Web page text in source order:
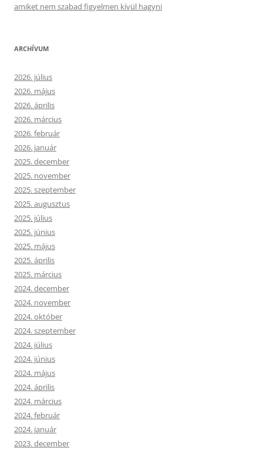
amiket nem szabad figyelmen kívül hagyni
ARCHÍVUM
2026. július
2026. május
2026. április
2026. március
2026. február
2026. január
2025. december
2025. november
2025. szeptember
2025. augusztus
2025. július
2025. június
2025. május
2025. április
2025. március
2024. december
2024. november
2024. október
2024. szeptember
2024. július
2024. június
2024. május
2024. április
2024. március
2024. február
2024. január
2023. december